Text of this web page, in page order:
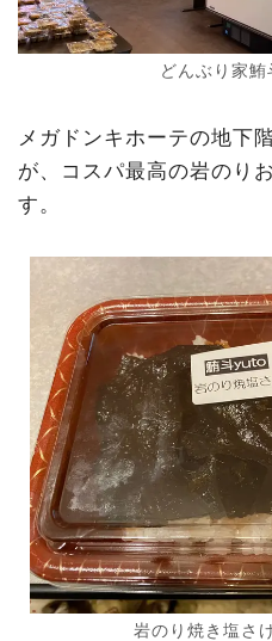
どんぶり家鮪
メガドンキホーテの地下
が、コスパ最高の岩のり
す。
岩のり焼き塩さ